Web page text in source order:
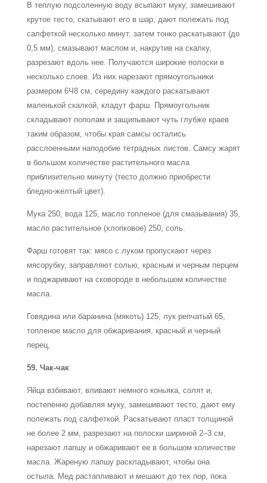
В теплую подсоленную воду всыпают муку, замешивают
крутое тесто, скатывают его в шар, дают полежать под
салфеткой несколько минут, затем тонко раскатывают (до
0,5 мм), смазывают маслом и, накрутив на скалку,
разрезают вдоль нее. Получаются широкие полоски в
несколько слоев. Из них нарезают прямоугольники
размером 6Ч8 см, середину каждого раскатывают
маленькой скалкой, кладут фарш. Прямоугольник
складывают пополам и защипывают чуть глубже краев
таким образом, чтобы края самсы остались
расслоенными наподобие тетрадных листов. Самсу жарят
в большом количестве растительного масла
приблизительно минуту (тесто должно приобрести
бледно-желтый цвет).
Мука 250, вода 125, масло топленое (для смазывания) 35,
масло растительное (хлопковое) 250, соль.
Фарш готовят так: мясо с луком пропускают через
мясорубку, заправляют солью, красным и черным перцем
и поджаривают на сковороде в небольшом количестве
масла.
Говядина или баранина (мякоть) 125, лук репчатый 65,
топленое масло для обжаривания, красный и черный
перец,
59. Чак-чак
Яйца взбивают, вливают немного коньяка, солят и,
постепенно добавляя муку, замешивают тесто, дают ему
полежать под салфеткой. Раскатывают пласт толщиной
не более 2 мм, разрезают на полоски шириной 2–3 см,
нарезают лапшу и обжаривают ее в большом количестве
масла. Жареную лапшу раскладывают, чтобы она
остыла. Мед растапливают и мешают до тех пор, пока